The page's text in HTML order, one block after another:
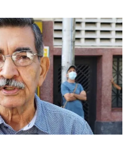
de Guadalupe Burelli
eleva sus velas en
ÚLTIMA HORA
será sede de
“Cuidadores 360”
aprender a atender
mayores
ÚLTIMA HORA